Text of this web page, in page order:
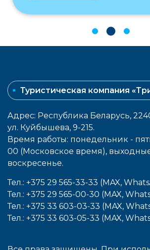
Туристическая компания
Адрес: Республика Беларусь,
ул. Куйбышева, 9-215.
Время работы: понедельник -
00 (Московское время),
воcкресенье.
Тел.: +375 29 565-33-33 (MAX,
Тел.: +375 29 565-00-30 (MAX,
Тел.: +375 33 603-03-33 (MAX,
Тел.: +375 33 603-05-33 (MAX,